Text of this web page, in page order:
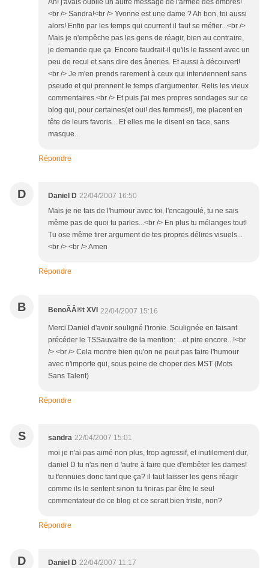
Ah! j'avais oublié un autre message de l'armée des ombres!
<br /> Sandra!<br /> Yvonne est une dame ? Ah bon, toi aussi
alors! Enfin par les temps qui courrent il faut se méfier...<br />
Mais je n'empêche pas les gens de réagir, bien au contraire,
je demande que ça. Encore faudrait-il qu'ils le fassent avec un
peu de recul et sans dire des âneries. Et aussi à découvert!
<br /> Je m'en prends rarement à ceux qui interviennent sans
pseudo et qui prennent le temps d'argumenter. Relis les vieux
commentaires.<br /> Et puis j'ai mes propres sondages sur ce
blog qui, pour certaines(et oui! des femmes!), me placent en
tête de leurs favoris....Et elles me le disent en face, sans
masque...
Répondre
D Daniel D 22/04/2007 16:50
Mais je ne fais de l'humour avec toi, l'encagoulé, tu ne sais
même pas de quoi tu parles...<br /> En plus tu mélanges tout!
Tu ose même tirer argument de tes propres délires visuels...
<br /> <br /> Amen
Répondre
B BenoÃÂ®t XVI 22/04/2007 15:16
Merci Daniel d'avoir souligné l'ironie. Soulignée en faisant
précéder le TSSauvaitre de la mention: ...et pire encore...!<br
/> <br /> Cela montre bien qu'on ne peut pas faire l'humour
avec n'importe qui, sous peine de choper des MST (Mots
Sans Talent)
Répondre
S sandra 22/04/2007 15:01
moi je n'ai pas aimé non plus, trop agressif, et inutilement dur,
daniel D tu n'as rien d 'autre à faire que d'embêter les dames!
tu t'ennuies donc tant que ça? il faut laisser les gens réagir
comme ils le sentent sinon tu finiras par être le seul
commentateur de ce blog et ce serait bien triste, non?
Répondre
D Daniel D 22/04/2007 11:17